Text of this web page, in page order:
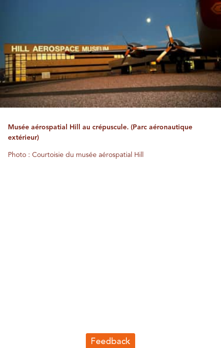
Musée aérospatial Hill au crépuscule. (Parc aéronautique
extérieur)
Photo : Courtoisie du musée aérospatial Hill